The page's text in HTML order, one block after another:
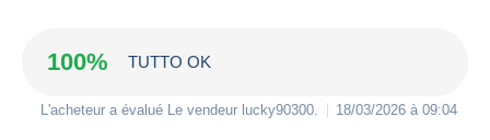
100% TUTTO OK
L'acheteur a évalué Le vendeur lucky90300 18/03/2026 à 09:04